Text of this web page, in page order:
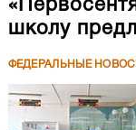
школу
ФЕДЕРАЛЬНЫЕ